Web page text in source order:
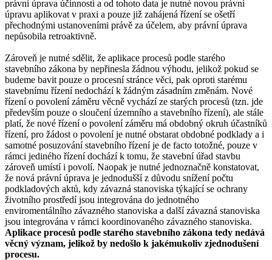
právní úprava účinnosti a od tohoto data je nutné novou právní
úpravu aplikovat v praxi a pouze již zahájená řízení se ošetří
přechodnými ustanoveními právě za účelem, aby právní úprava
nepůsobila retroaktivně.
Zároveň je nutné sdělit, že aplikace procesů podle starého
stavebního zákona by nepřinesla žádnou výhodu, jelikož pokud se
budeme bavit pouze o procesní stránce věci, pak oproti starému
stavebnímu řízení nedochází k žádným zásadním změnám. Nové
řízení o povolení záměru věcně vychází ze starých procesů (tzn. jde
především pouze o sloučení územního a stavebního řízení), ale stále
platí, že nové řízení o povolení záměru má obdobný okruh účastníků
řízení, pro žádost o povolení je nutné obstarat obdobné podklady a i
samotné posuzování stavebního řízení je de facto totožné, pouze v
rámci jediného řízení dochází k tomu, že stavební úřad stavbu
zároveň umístí i povolí. Naopak je nutné jednoznačně konstatovat,
že nová právní úprava je jednodušší z důvodu snížení počtu
podkladových aktů, kdy závazná stanoviska týkající se ochrany
životního prostředí jsou integrována do jednotného
enviromentálního závazného stanoviska a další závazná stanoviska
jsou integrována v rámci koordinovaného závazného stanoviska.
Aplikace procesů podle starého stavebního zákona tedy nedává
věcný význam, jelikož by nedošlo k jakémukoliv zjednodušení
procesu.